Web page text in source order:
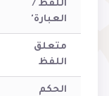
اللفظ /
العبارة'
متعلق
اللفظ
الحكم